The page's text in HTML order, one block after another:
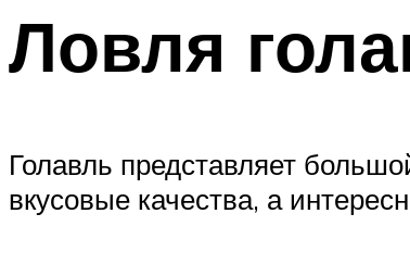
Ловля
Голавль представляет
вкусовые качества, а